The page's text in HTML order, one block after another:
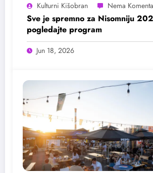
Kulturni Kišobran
Sve je spremno za Nisomniju
pogledajte program
Jun 18, 2026